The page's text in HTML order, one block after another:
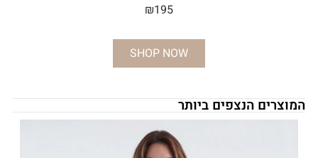
₪195
SHOP NOW
המוצרים הנצפים ביותר